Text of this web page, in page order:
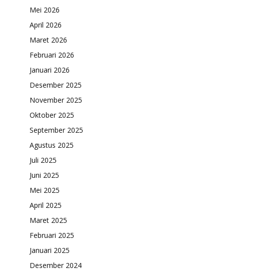
Mei 2026
April 2026
Maret 2026
Februari 2026
Januari 2026
Desember 2025
November 2025
Oktober 2025
September 2025
Agustus 2025
Juli 2025
Juni 2025
Mei 2025
April 2025
Maret 2025
Februari 2025
Januari 2025
Desember 2024